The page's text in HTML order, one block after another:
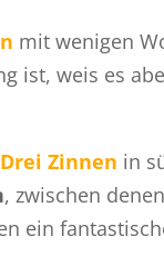
mit wenigen
ist, weis es
Zinnen in
, zwischen
ein